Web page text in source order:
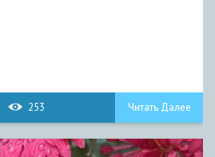
253 Читать Далее